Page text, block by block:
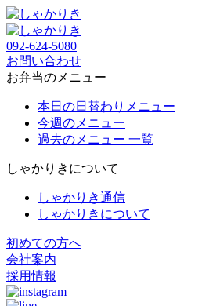
092-624-5080
お問い合わせ
お弁当のメニュー
本日の日替わりメニュー
今週のメニュー
過去のメニュー 一覧
しゃかりきについて
しゃかりき通信
しゃかりきについて
初めての方へ
会社案内
採用情報